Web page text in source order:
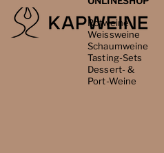
Rotweine
Weissweine
Schaumweine
Tasting-Sets
Dessert- &
Port-Weine